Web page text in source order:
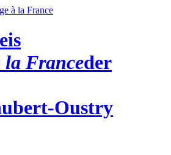
la Franceder
Oustry